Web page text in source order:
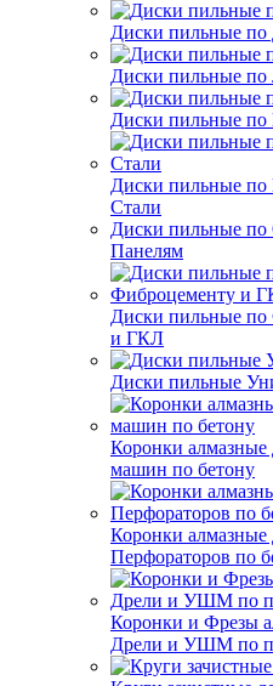
Диски пильные по
Диски пильные по
Диски пильные по
Диски пильные
Стали
Диски пильные по
Панелям
Диски пильные
и ГКЛ
Диски пильные
Коронки алмазные
машин по бетону
Коронки алмазные
Перфораторов по
Коронки и Фрезы
Дрели и УШМ по